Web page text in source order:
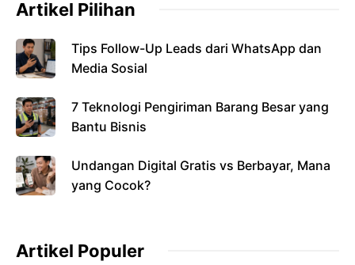
Artikel Pilihan
Tips Follow-Up Leads dari WhatsApp dan
Media Sosial
7 Teknologi Pengiriman Barang Besar yang
Bantu Bisnis
Undangan Digital Gratis vs Berbayar, Mana
yang Cocok?
Artikel Populer